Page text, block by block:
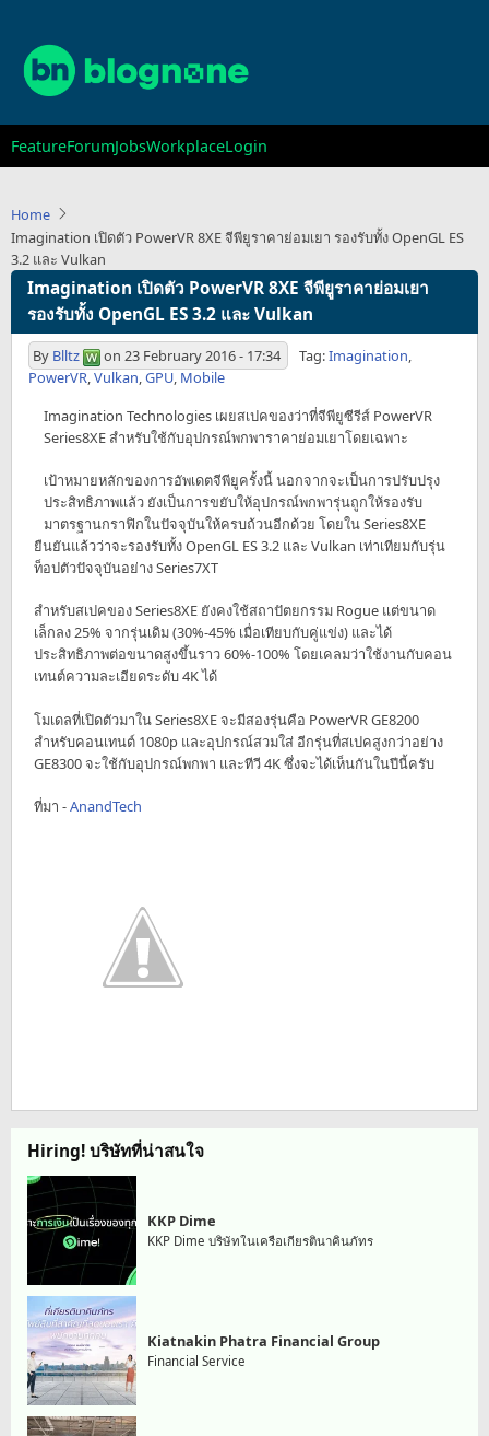
main
content
Main
navigation
FeatureForumJobsWorkplaceLogin
Home
Imagination เปิดตัว PowerVR 8XE จีพียูราคาย่อมเยา รองรับทั้ง OpenGL ES
3.2 และ Vulkan
Imagination เปิดตัว PowerVR 8XE จีพียูราคาย่อมเยา
รองรับทั้ง OpenGL ES 3.2 และ Vulkan
By Blltz on 23 February 2016 - 17:34 Tag:Imagination,
PowerVR,Vulkan,GPU, Mobile
Imagination Technologies เผยสเปคของว่าที่จีพียูซีรีส์ PowerVR
Series8XE สำหรับใช้กับอุปกรณ์พกพาราคาย่อมเยาโดยเฉพาะ
เป้าหมายหลักของการอัพเดตจีพียูครั้งนี้ นอกจากจะเป็นการปรับปรุง
ประสิทธิภาพแล้ว ยังเป็นการขยับให้อุปกรณ์พกพารุ่นถูกให้รองรับ
มาตรฐานกราฟิกในปัจจุบันให้ครบถ้วนอีกด้วย โดยใน Series8XE
ยืนยันแล้วว่าจะรองรับทั้ง OpenGL ES 3.2 และ Vulkan เท่าเทียมกับรุ่น
ท็อปตัวปัจจุบันอย่าง Series7XT
สำหรับสเปคของ Series8XE ยังคงใช้สถาปัตยกรรม Rogue แต่ขนาด
เล็กลง 25% จากรุ่นเดิม (30%-45% เมื่อเทียบกับคู่แข่ง) และได้
ประสิทธิภาพต่อขนาดสูงขึ้นราว 60%-100% โดยเคลมว่าใช้งานกับคอน
เทนต์ความละเอียดระดับ 4K ได้
โมเดลที่เปิดตัวมาใน Series8XE จะมีสองรุ่นคือ PowerVR GE8200
สำหรับคอนเทนต์ 1080p และอุปกรณ์สวมใส่ อีกรุ่นที่สเปคสูงกว่าอย่าง
GE8300 จะใช้กับอุปกรณ์พกพา และทีวี 4K ซึ่งจะได้เห็นกันในปีนี้ครับ
ที่มา -AnandTech
Hiring! บริษัทที่น่าสนใจ
KKP Dime
KKP Dime บริษัทในเครือเกียรตินาคินภัทร
Kiatnakin Phatra Financial Group
Financial Service